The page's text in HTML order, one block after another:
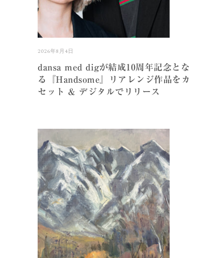
2026年8月4日
dansa med digが結成10周年記念とな
る『Handsome』リアレンジ作品をカ
セット & デジタルでリリース